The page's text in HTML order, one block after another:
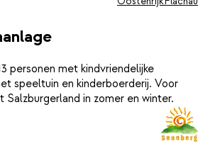
personen met kindvriendelijke
speeltuin en kinderboerderij. Voor
Salzburgerland in zomer en winter.